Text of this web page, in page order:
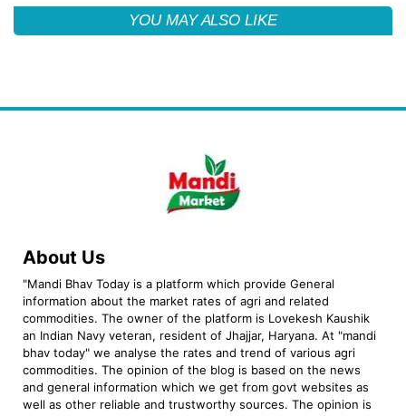
YOU MAY ALSO LIKE
About Us
"Mandi Bhav Today is a platform which provide General
information about the market rates of agri and related
commodities. The owner of the platform is Lovekesh Kaushik
an Indian Navy veteran, resident of Jhajjar, Haryana. At "mandi
bhav today" we analyse the rates and trend of various agri
commodities. The opinion of the blog is based on the news
and general information which we get from govt websites as
well as other reliable and trustworthy sources. The opinion is